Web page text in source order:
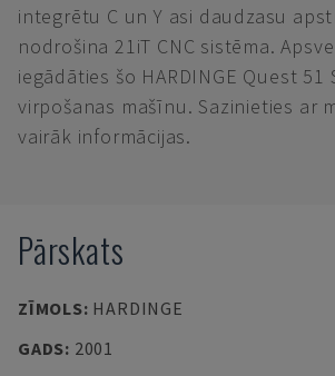
integrētu C un Y asi daudzasu
nodrošina 21iT CNC sistēma.
iegādāties šo HARDINGE Quest
virpošanas mašīnu. Sazinieties ar
vairāk informācijas.
Pārskats
ZĪMOLS: HARDINGE
GADS: 2001